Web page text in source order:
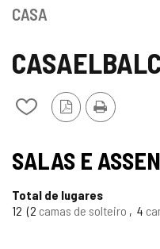
Castilla
León
Adicionar
de
meus
Versão
PDF
Imprimir
CASA
SALAS E
Total de lugares
12 2 camas de solteiro 4